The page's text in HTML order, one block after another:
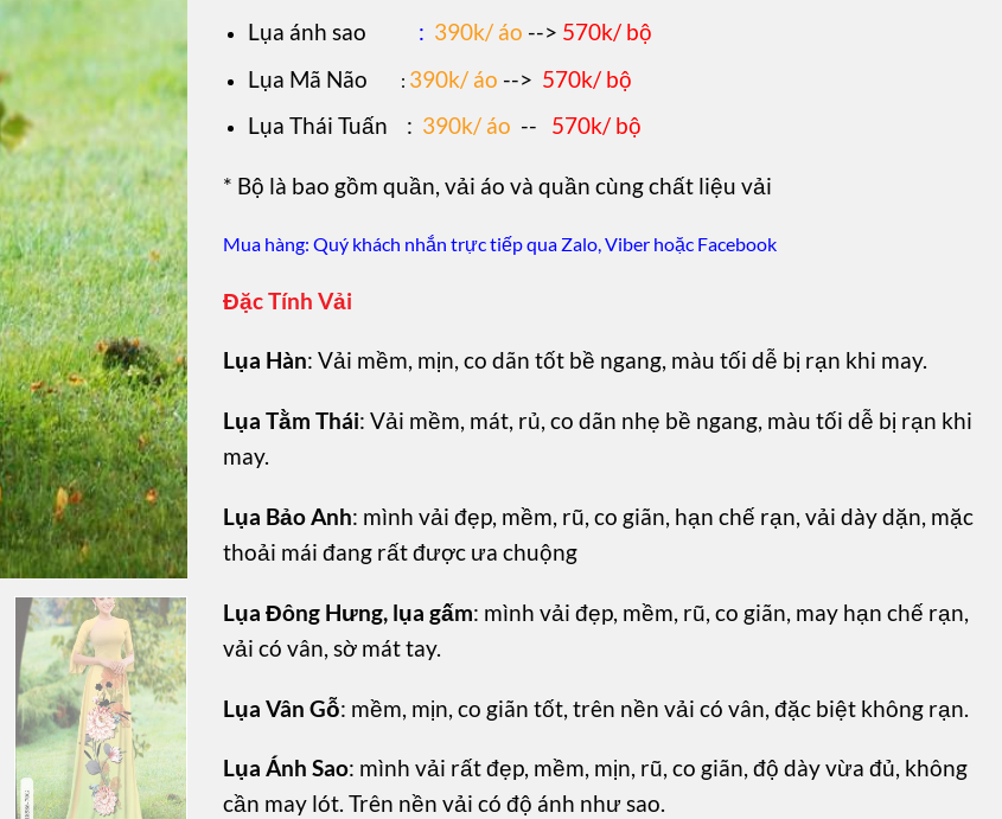
Lụa ánh sao : 390k/ áo --> 570k/ bộ
Lụa Mã Não
: 390k/ áo --> 570k/ bộ
Lụa Thái Tuấn
: 390k/ áo -- 570k/ bộ
* Bộ là bao gồm quần, vải áo và quần cùng chất liệu vải
Mua hàng: Quý khách nhắn trực tiếp qua Zalo, Viber hoặc Facebook
Đặc Tính Vải
Lụa Hàn: Vải mềm, mịn, co dãn tốt bề ngang, màu tối dễ bị rạn khi may.
Lụa Tằm Thái: Vải mềm, mát, rủ, co dãn nhẹ bề ngang, màu tối dễ bị rạn khi
may.
Lụa Bảo Anh: mình vải đẹp, mềm, rũ, co giãn, hạn chế rạn, vải dày dặn, mặc
thoải mái đang rất được ưa chuộng
Lụa Đông Hưng, lụa gấm: mình vải đẹp, mềm, rũ, co giãn, may hạn chế rạn,
vải có vân, sờ mát tay.
Lụa Vân Gỗ: mềm, mịn, co giãn tốt, trên nền vải có vân, đặc biệt không rạn.
Lụa Ánh Sao: mình vải rất đẹp, mềm, mịn, rũ, co giãn, độ dày vừa đủ, không
cần may lót. Trên nền vải có độ ánh như sao.